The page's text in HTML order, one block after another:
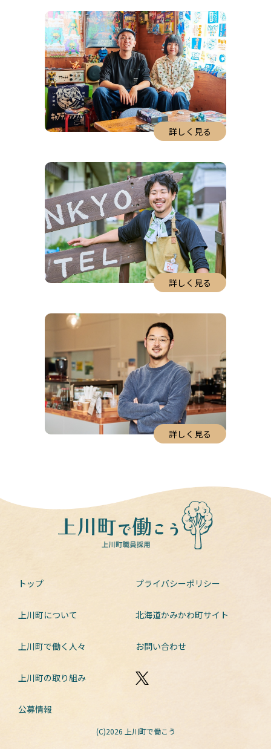
詳しく見る
詳しく見る
詳しく見る
トップ
上川町について
上川町で働く人々
上川町の取り組み
公募情報
プライバシーポリシー
北海道かみかわ町サイト
お問い合わせ
(C)2026 上川町で働こう